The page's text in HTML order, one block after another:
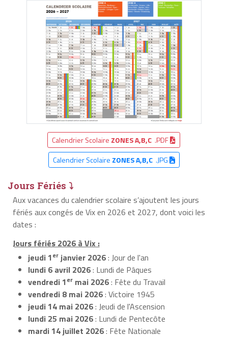
Calendrier Scolaire ZONES A,B,C .PDF
Calendrier Scolaire ZONES A,B,C.JPG
Jours Fériés ⤵
Aux vacances du calendrier scolaire s’ajoutent les jours
fériés aux congés de Vix en 2026 et 2027, dont voici les
dates :
Jours fériés 2026 à Vix :
jeudi 1er janvier 2026: Jour de l'an
lundi 6 avril 2026: Lundi de Pâques
vendredi 1er mai 2026: Fête du Travail
vendredi 8 mai 2026: Victoire 1945
jeudi 14 mai 2026: Jeudi de l'Ascension
lundi 25 mai 2026: Lundi de Pentecôte
mardi 14 juillet 2026: Fête Nationale